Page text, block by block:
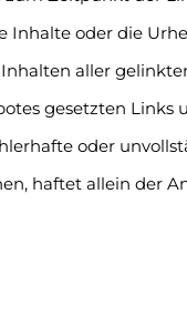
Inhalte oder die
aller
gesetzten Links
oder
haftet allein der